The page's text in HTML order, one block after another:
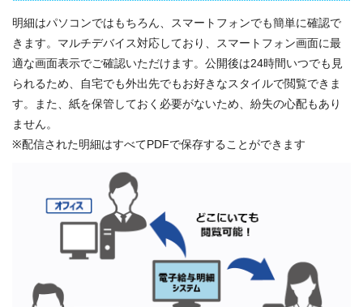
明細はパソコンではもちろん、スマートフォンでも簡単に確認で
きます。マルチデバイス対応しており、スマートフォン画面に最
適な画面表示でご確認いただけます。公開後は24時間いつでも見
られるため、自宅でも外出先でもお好きなスタイルで閲覧できま
す。また、紙を保管しておく必要がないため、紛失の心配もあり
ません。
※配信された明細はすべてPDFで保存することができます